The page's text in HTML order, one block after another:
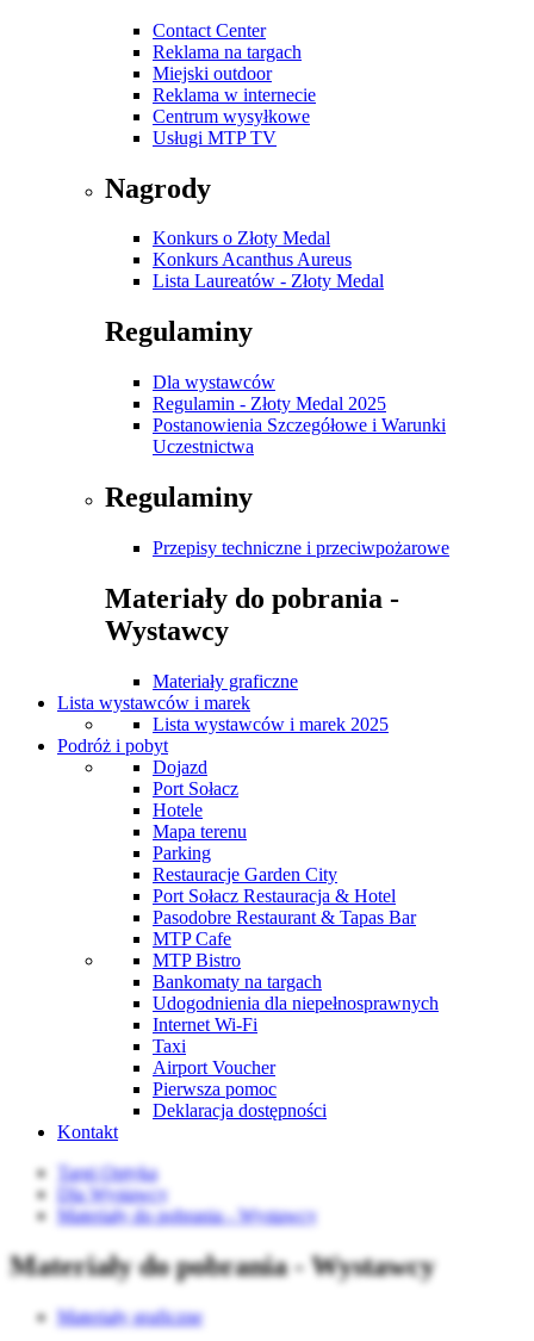
Contact Center
Reklama na targach
Miejski outdoor
Reklama w internecie
Centrum wysyłkowe
Usługi MTP TV
Nagrody
Konkurs o Złoty Medal
Konkurs Acanthus Aureus
Lista Laureatów - Złoty Medal
Regulaminy
Dla wystawców
Regulamin - Złoty Medal 2025
Postanowienia Szczegółowe i Warunki
Uczestnictwa
Regulaminy
Przepisy techniczne i przeciwpożarowe
Materiały do pobrania -
Wystawcy
Materiały graficzne
Lista wystawców i marek
Lista wystawców i marek 2025
Podróż i pobyt
Dojazd
Port Sołacz
Hotele
Mapa terenu
Parking
Restauracje Garden City
Port Sołacz Restauracja & Hotel
Pasodobre Restaurant & Tapas Bar
MTP Cafe
MTP Bistro
Bankomaty na targach
Udogodnienia dla niepełnosprawnych
Internet Wi-Fi
Taxi
Airport Voucher
Pierwsza pomoc
Deklaracja dostępności
Kontakt
Targi Optyka
Dla Wystawcy
Materiały do pobrania - Wystawcy
Materiały do pobrania - Wystawcy
Materiały graficzne